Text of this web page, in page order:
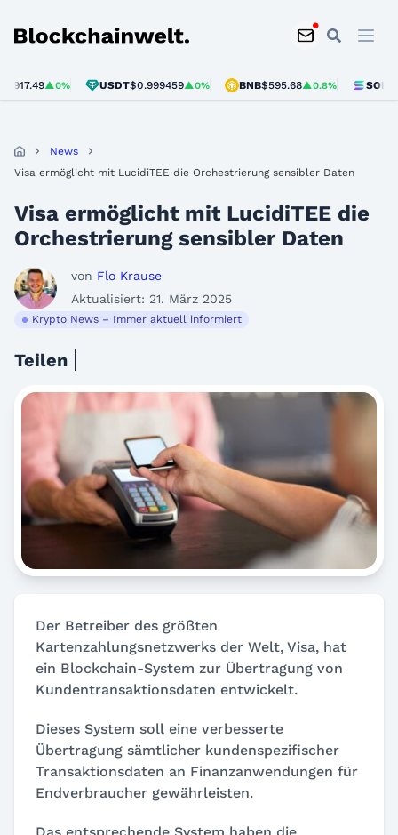
Blockchainwelt
▲0% USDT$0.999459▲0% BNB$595.68▲0.8% SOL$75.43
News
Visa ermöglicht mit LucidiTEE die Orchestrierung sensibler Daten
Visa ermöglicht mit LucidiTEE die
Orchestrierung sensibler Daten
von Flo Krause
Aktualisiert: 21. März 2025
Krypto News – Immer aktuell informiert
Teilen
Der Betreiber des größten
Kartenzahlungsnetzwerks der Welt, Visa, hat
ein Blockchain-System zur Übertragung von
Kundentransaktionsdaten entwickelt.
Dieses System soll eine verbesserte
Übertragung sämtlicher kundenspezifischer
Transaktionsdaten an Finanzanwendungen für
Endverbraucher gewährleisten.